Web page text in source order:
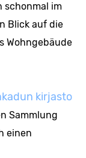
schonmal im
Blick auf die
Wohngebäude
kirjasto
Sammlung
einen